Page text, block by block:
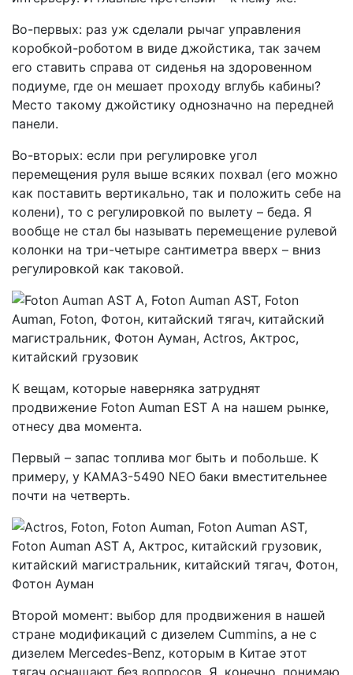
Во-первых: раз уж сделали рычаг управления
коробкой-роботом в виде джойстика, так зачем
его ставить справа от сиденья на здоровенном
подиуме, где он мешает проходу вглубь кабины?
Место такому джойстику однозначно на передней
панели.
Во-вторых: если при регулировке угол
перемещения руля выше всяких похвал (его можно
как поставить вертикально, так и положить себе на
колени), то с регулировкой по вылету – беда. Я
вообще не стал бы называть перемещение рулевой
колонки на три-четыре сантиметра вверх – вниз
регулировкой как таковой.
К вещам, которые наверняка затруднят
продвижение Foton Auman EST A на нашем рынке,
отнесу два момента.
Первый – запас топлива мог быть и побольше. К
примеру, у КАМАЗ-5490 NEO баки вместительнее
почти на четверть.
Второй момент: выбор для продвижения в нашей
стране модификаций с дизелем Cummins, а не с
дизелем Mercedes-Benz, которым в Китае этот
тягач оснащают без вопросов. Я, конечно, понимаю